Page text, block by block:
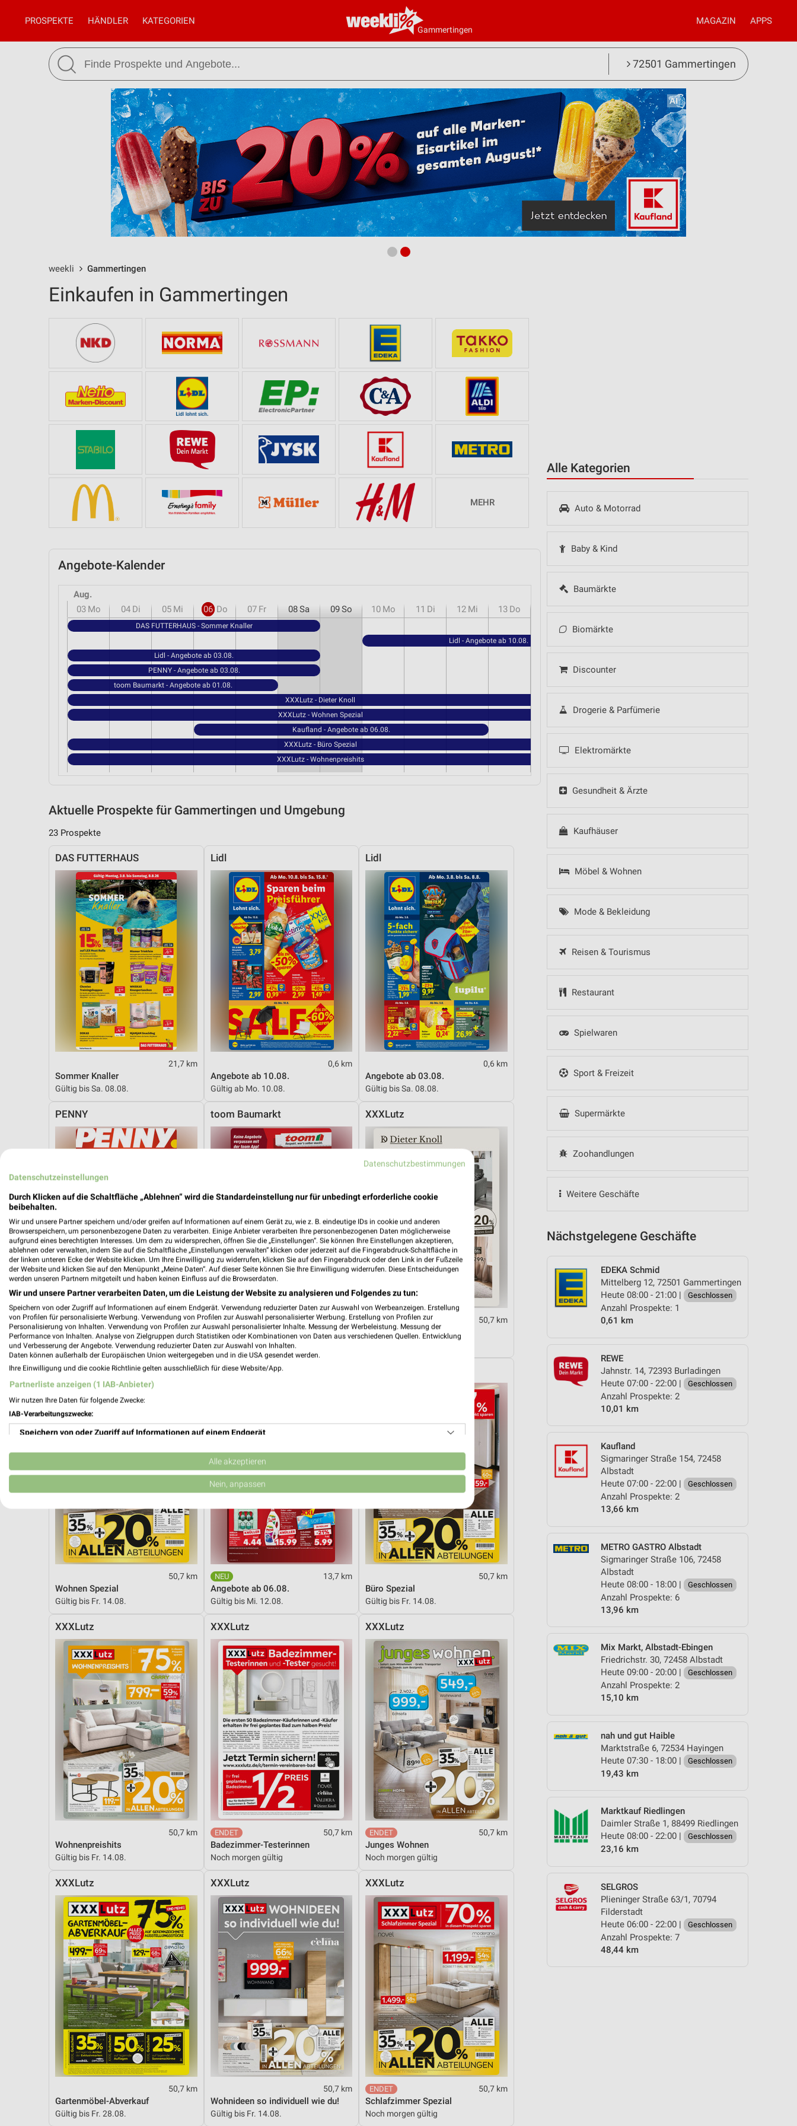
Gammertingen
PROSPEKTE HÄNDLER KATEGORIEN MAGAZIN APPS
72501 Gammertingen
weekli Gammertingen
Alle Kategorien
Auto & Motorrad
Baby & Kind
Baumärkte
Biomärkte
Discounter
Drogerie & Parfümerie
Elektromärkte
Gesundheit & Ärzte
Kaufhäuser
Möbel & Wohnen
Mode & Bekleidung
Reisen & Tourismus
Restaurant
Spielwaren
Sport & Freizeit
Supermärkte
Zoohandlungen
Weitere Geschäfte
Nächstgelegene Geschäfte
EDEKA Schmid
Mittelberg 12, 72501 Gammertingen
Heute 08:00 - 21:00 |
Geschlossen
Anzahl Prospekte: 1
0,61 km
REWE
Jahnstr. 14, 72393 Burladingen
Heute 07:00 - 22:00 |
Geschlossen
Anzahl Prospekte: 2
10,01 km
Kaufland
Sigmaringer Straße 154, 72458
Albstadt
Heute 07:00 - 22:00 |
Geschlossen
Anzahl Prospekte: 2
13,66 km
METRO GASTRO Albstadt
Sigmaringer Straße 106, 72458
Albstadt
Heute 08:00 - 18:00 |
Geschlossen
Anzahl Prospekte: 6
13,96 km
Mix Markt, Albstadt-Ebingen
Friedrichstr. 30, 72458 Albstadt
Heute 09:00 - 20:00 |
Geschlossen
Anzahl Prospekte: 2
15,10 km
nah und gut Haible
Marktstraße 6, 72534 Hayingen
Heute 07:30 - 18:00 |
Geschlossen
19,43 km
Marktkauf Riedlingen
Daimler Straße 1, 88499 Riedlingen
Heute 08:00 - 22:00 |
Geschlossen
23,16 km
SELGROS
Plieninger Straße 63/1, 70794
Filderstadt
Heute 06:00 - 22:00 |
Geschlossen
Anzahl Prospekte: 7
48,44 km
Einkaufen in Gammertingen
MEHR
Angebote-Kalender
Aug.
03 Mo 04 Di 05 Mi 06 Do 07 Fr 08Sa 09So 10 Mo 11 Di 12 Mi 13 Do
DAS FUTTERHAUS - Sommer Knaller
Lidl - Angebote ab 10.08.
Lidl - Angebote ab 03.08.
PENNY - Angebote ab 03.08.
toom Baumarkt - Angebote ab 01.08.
XXXLutz - Dieter Knoll
XXXLutz - Wohnen Spezial
Kaufland - Angebote ab 06.08.
XXXLutz - Büro Spezial
XXXLutz - Wohnenpreishits
Aktuelle Prospekte für Gammertingen und Umgebung
23 Prospekte
DAS FUTTERHAUS
21,7 km
Sommer Knaller
Gültig bis Sa. 08.08.
Lidl
0,6 km
Angebote ab 10.08.
Gültig ab Mo. 10.08.
Lidl
0,6 km
Angebote ab 03.08.
Gültig bis Sa. 08.08.
PENNY
10,2 km
Angebote ab 03.08.
Gültig bis Sa. 08.08.
toom Baumarkt
14 km
Angebote ab 01.08.
Noch morgen gültig
XXXLutz
50,7 km
Dieter Knoll
XXXLutz
50,7 km
Wohnen Spezial
Gültig bis Fr. 14.08.
Kaufland
13,7 km
Angebote ab 06.08.
Gültig bis Mi. 12.08.
50,7 km
Büro Spezial
Gültig bis Fr. 14.08.
XXXLutz
50,7 km
Wohnenpreishits
Gültig bis Fr. 14.08.
XXXLutz
50,7 km
Badezimmer-Testerinnen
Noch morgen gültig
XXXLutz
50,7 km
Junges Wohnen
Noch morgen gültig
XXXLutz
50,7 km
Gartenmöbel-Abverkauf
Gültig bis Fr. 28.08.
XXXLutz
50,7 km
Wohnideen so individuell wie du!
Gültig bis Fr. 14.08.
XXXLutz
50,7 km
Schlafzimmer Spezial
Noch morgen gültig
Datenschutzbestimmungen
Datenschutzeinstellungen
Durch Klicken auf die Schaltfläche „Ablehnen“ wird die Standardeinstellung nur für unbedingt erforderliche cookie
beibehalten.
Wir und unsere Partner speichern und/oder greifen auf Informationen auf einem Gerät zu, wie z. B. eindeutige IDs in cookie und anderen
Browserspeichern, um personenbezogene Daten zu verarbeiten. Einige Anbieter verarbeiten Ihre personenbezogenen Daten möglicherweise
aufgrund eines berechtigten Interesses. Um dem zu widersprechen, öffnen Sie die „Einstellungen“. Sie können Ihre Einstellungen akzeptieren,
ablehnen oder verwalten, indem Sie auf die Schaltfläche „Einstellungen verwalten“ klicken oder jederzeit auf die Fingerabdruck-Schaltfläche in
der linken unteren Ecke der Website klicken. Um Ihre Einwilligung zu widerrufen, klicken Sie auf den Fingerabdruck oder den Link in der Fußzeile
der Website und klicken Sie auf den Menüpunkt „Meine Daten“. Auf dieser Seite können Sie Ihre Einwilligung widerrufen. Diese Entscheidungen
werden unseren Partnern mitgeteilt und haben keinen Einfluss auf die Browserdaten.
Wir und unsere Partner verarbeiten Daten, um die Leistung der Website zu analysieren und Folgendes zu tun:
Speichern von oder Zugriff auf Informationen auf einem Endgerät. Verwendung reduzierter Daten zur Auswahl von Werbeanzeigen. Erstellung
von Profilen für personalisierte Werbung. Verwendung von Profilen zur Auswahl personalisierter Werbung. Erstellung von Profilen zur
Personalisierung von Inhalten. Verwendung von Profilen zur Auswahl personalisierter Inhalte. Messung der Werbeleistung. Messung der
Performance von Inhalten. Analyse von Zielgruppen durch Statistiken oder Kombinationen von Daten aus verschiedenen Quellen. Entwicklung
und Verbesserung der Angebote. Verwendung reduzierter Daten zur Auswahl von Inhalten.
Daten können außerhalb der Europäischen Union weitergegeben und in die USA gesendet werden.
Ihre Einwilligung und die cookie Richtlinie gelten ausschließlich für diese Website/App.
Partnerliste anzeigen (1 IAB-Anbieter)
Wir nutzen Ihre Daten für folgende Zwecke:
IAB-Verarbeitungszwecke:
Speichern von oder Zugriff auf Informationen auf einem Endgerät
Verwendung reduzierter Daten zur Auswahl von Werbeanzeigen
Erstellung von Profilen für personalisierte Werbung
Erstellung von Profilen zur Personalisierung von Inhalten
Verwendung von Profilen zur Auswahl personalisierter Inhalte
Messung der Performance von Inhalten
Analyse von Zielgruppen durch Statistiken oder Kombinationen von Daten aus verschiedenen
Entwicklung und Verbesserung der Angebote
Verwendung reduzierter Daten zur Auswahl von Inhalten
IAB-Besonderheiten:
Verwendung genauer Standortdaten
Geräte anhand von aktiv angeforderten Informationen identifizieren
Nicht-IAB-Verarbeitungszwecke:
Performance
Alle akzeptieren
Nein, anpassen